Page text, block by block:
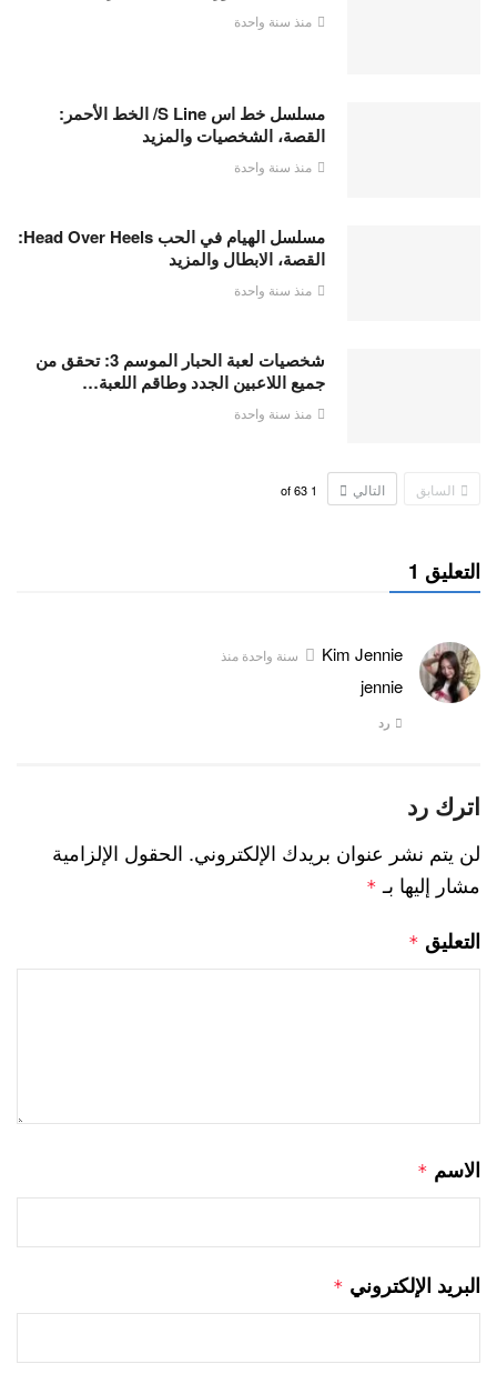
منذ سنة واحدة
مسلسل خط اس S Line/ الخط الأحمر:
القصة، الشخصيات والمزيد
منذ سنة واحدة
مسلسل الهيام في الحب Head Over Heels:
القصة، الابطال والمزيد
منذ سنة واحدة
شخصيات لعبة الحبار الموسم 3: تحقق من
جميع اللاعبين الجدد وطاقم اللعبة…
منذ سنة واحدة
السابق التالي 1
63
التعليق 1
Kim Jennie سنة واحدة منذ
jennie
رد
اترك رد
لن يتم نشر عنوان بريدك الإلكتروني. الحقول الإلزامية
مشار إليها بـ *
التعليق *
الاسم *
البريد الإلكتروني *